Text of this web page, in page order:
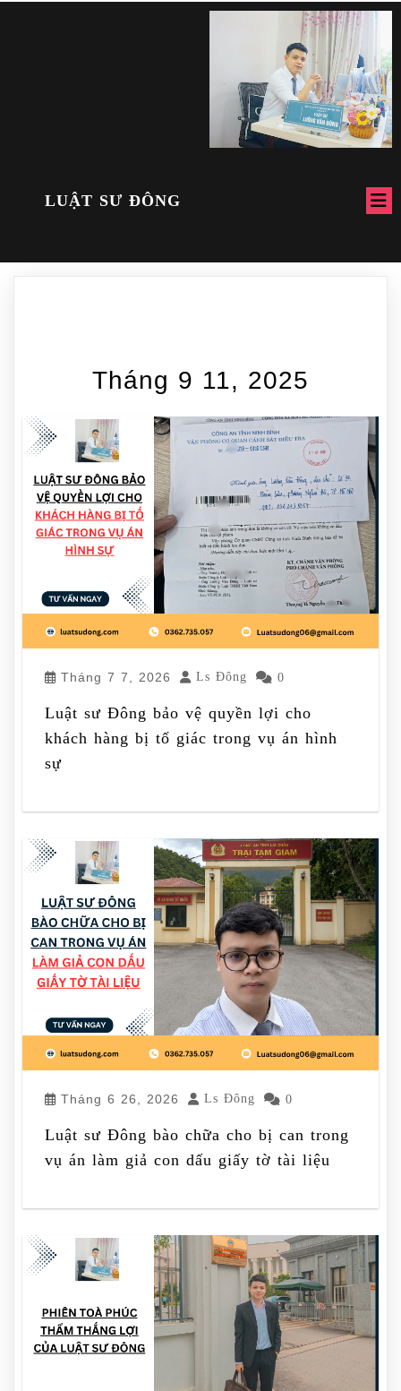
LUẬT SƯ ĐÔNG
Tháng 9 11, 2025
Tháng 7 7, 2026 Ls Đông 0
Luật sư Đông bảo vệ quyền lợi cho
khách hàng bị tố giác trong vụ án hình
sự
Tháng 6 26, 2026 Ls Đông 0
Luật sư Đông bào chữa cho bị can trong
vụ án làm giả con dấu giấy tờ tài liệu